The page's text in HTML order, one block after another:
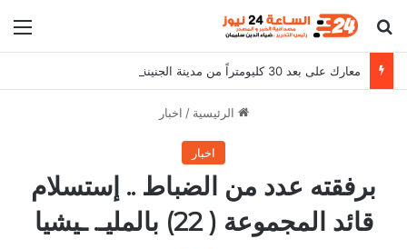
بحث عن
الرئيسية / اخبار
اخبار
برفقته عدد من الضباط .. إستسلام
قائد المجموعة ( 22) بالمليـ. ـيشيا